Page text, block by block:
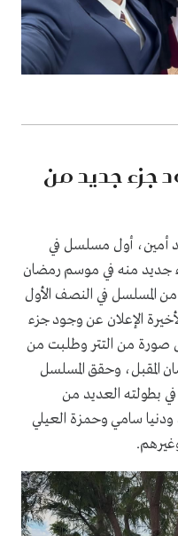
جزء جديد من
أمين، أول مسلسل في
تقديم جزء جديد منه في موسم رمضان
من المسلسل في النصف الأول
الأخيرة الإعلان عن وجود جزء
صورة من التتر وطلبت من
المقبل، وحقق المسلسل
بطولته العديد من
ودنيا سامي وحمزة العيلي